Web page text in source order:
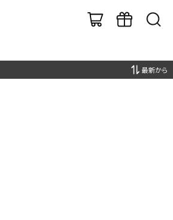
最新から